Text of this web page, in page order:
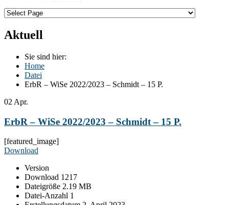
Aktuell
Sie sind hier:
Home
Datei
ErbR – WiSe 2022/2023 – Schmidt – 15 P.
02 Apr.
ErbR – WiSe 2022/2023 – Schmidt – 15 P.
[featured_image]
Download
Version
Download 1217
Dateigröße 2.19 MB
Datei-Anzahl 1